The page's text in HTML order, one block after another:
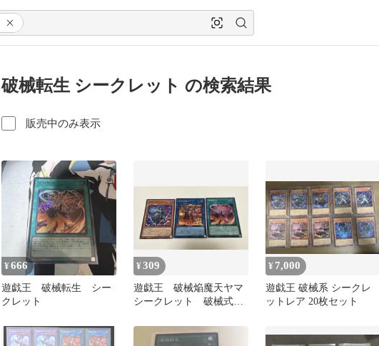
破械転生 シークレット の検索結果
販売中のみ表示
¥666
遊戯王 破械転生 シー
クレット
¥309
遊戯王 破械焔魔天ヤマ
シークレット 破械式鬼
パー
¥ 7,000
遊戯王 破械系 シークレ
ットレア 20枚セット